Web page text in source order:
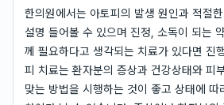
한의원에서는 아토피의 발생 원인과 적절
설명 들어볼 수 있으며 진정, 소독이 되는
께 필요하다고 생각되는 치료가 있다면 진
피 치료는 환자분의 증상과 건강상태와 피
맞는 방법을 시행하는 것이 좋고 상태에 따